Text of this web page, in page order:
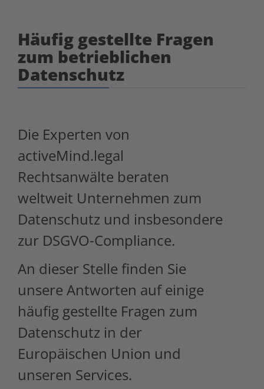
Häufig gestellte Fragen
zum betrieblichen
Datenschutz
Die Experten von
activeMind.legal
Rechtsanwälte beraten
weltweit Unternehmen zum
Datenschutz und insbesondere
zur DSGVO-Compliance.
An dieser Stelle finden Sie
unsere Antworten auf einige
häufig gestellte Fragen zum
Datenschutz in der
Europäischen Union und
unseren Services.